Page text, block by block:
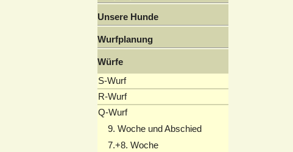
Unsere Hunde
Wurfplanung
Würfe
S-Wurf
R-Wurf
Q-Wurf
9. Woche und Abschied
7.+8. Woche